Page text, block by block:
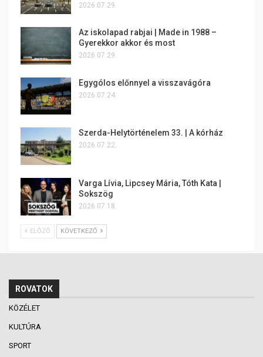
2026.07.29.
Az iskolapad rabjai | Made in 1988 –
Gyerekkor akkor és most
2026.07.29.
Egygólos előnnyel a visszavágóra
2026.07.24.
Szerda-Helytörténelem 33. | A kórház
2026.07.22.
Varga Lívia, Lipcsey Mária, Tóth Kata |
Sokszög
2026.07.18.
ELŐZŐ KÖVETKEZŐ
ROVATOK
KÖZÉLET
KULTÚRA
SPORT